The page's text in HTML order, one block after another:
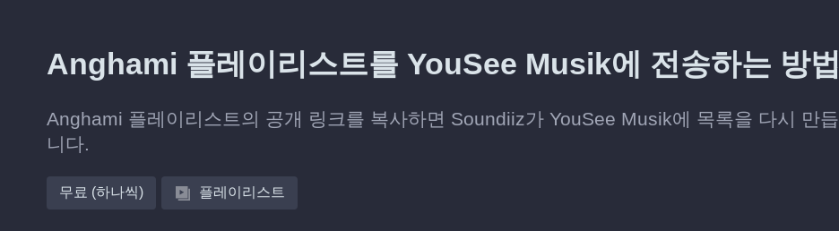
Anghami 플레이리스트를 YouSee Musik에 전송하는 방법
Anghami 플레이리스트의 공개 링크를 복사하면 Soundiiz가 YouSee Musik에 목록을 다시 만듭
니다.
무료 (하나씩) 플레이리스트